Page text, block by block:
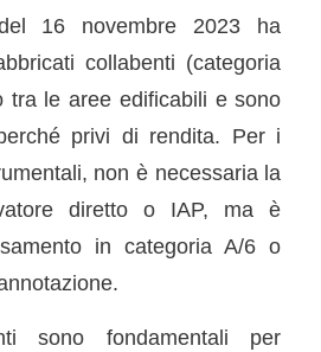
16 novembre 2023 ha
collabenti (categoria
tra le aree edificabili e sono
privi di rendita. Per i
non è necessaria la
diretto o IAP, ma è
in categoria A/6 o
sono fondamentali per